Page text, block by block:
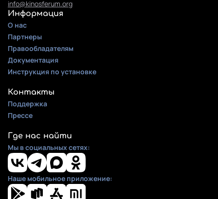
info@kinosferum.org
Информация
О нас
Партнеры
Правообладателям
Документация
Инструкция по установке
Контакты
Поддержка
Прессе
Где нас найти
Мы в социальных сетях:
Наше мобильное приложение: